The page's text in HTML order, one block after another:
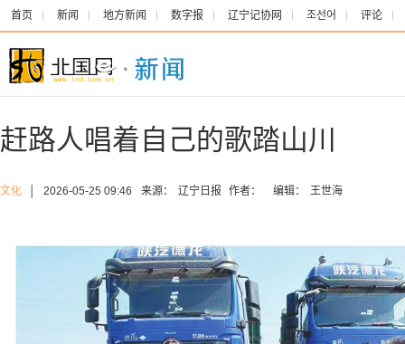
首页 新闻 地方新闻 数字报 辽宁记协网 조선어 评论
赶路人唱着自己的歌踏山川
文化 2026-05-25 09:46 来源： 辽宁日报 作者： 编辑： 王世海